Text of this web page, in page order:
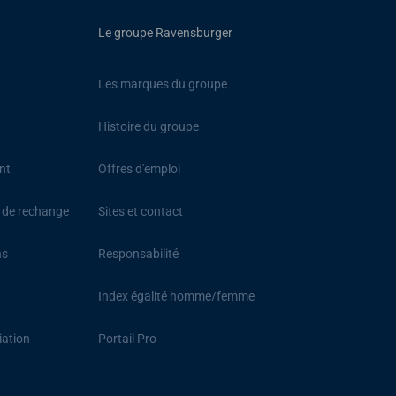
rechange
Le groupe Ravensburger
Les marques du groupe
Histoire du groupe
Offres d'emploi
Sites et contact
Responsabilité
Index égalité homme/femme
Portail Pro